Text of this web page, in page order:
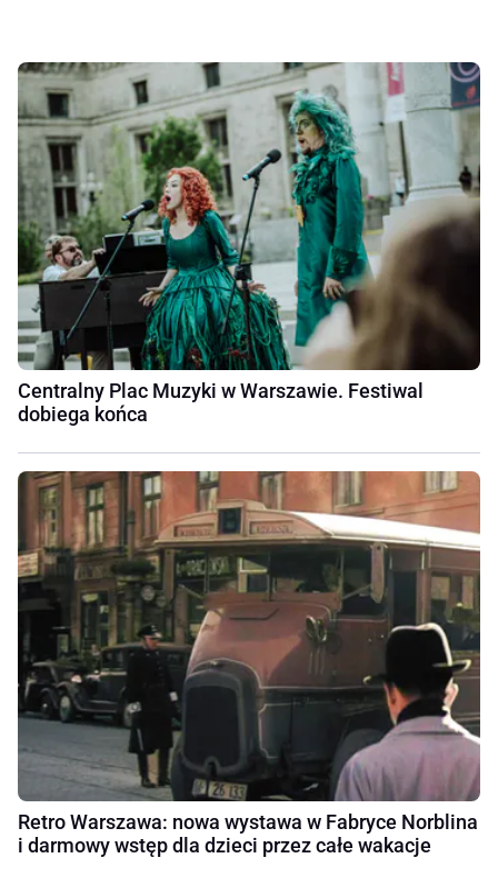
Centralny Plac Muzyki w Warszawie. Festiwal
dobiega końca
Retro Warszawa: nowa wystawa w Fabryce Norblina
i darmowy wstęp dla dzieci przez całe wakacje